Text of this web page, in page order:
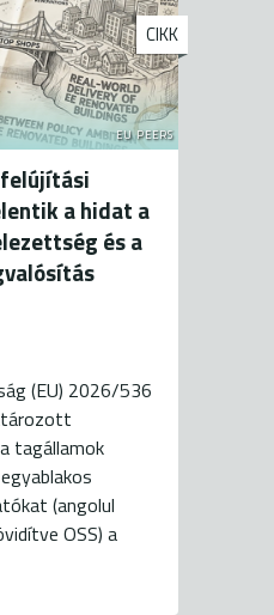
EU PEERS
CIKK
a hidat a
és a
(EU) 2026/536
tagállamok
(angolul
OSS) a